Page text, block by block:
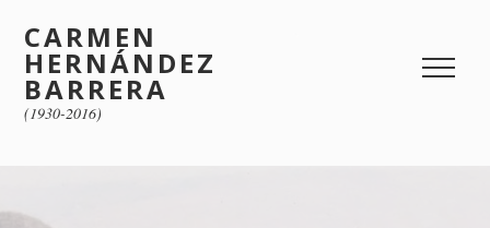
CARMEN
HERNÁNDEZ
BARRERA
(1930-2016)